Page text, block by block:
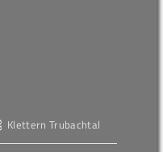
Klettern Trubachtal